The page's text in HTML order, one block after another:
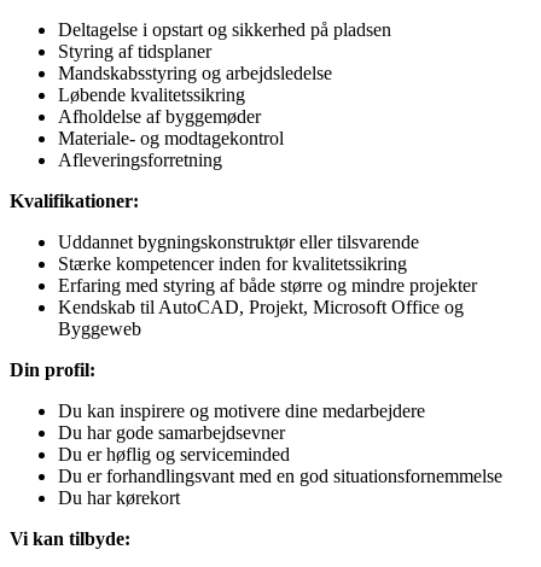
Deltagelse i opstart og sikkerhed på pladsen
Styring af tidsplaner
Mandskabsstyring og arbejdsledelse
Løbende kvalitetssikring
Afholdelse af byggemøder
Materiale- og modtagekontrol
Afleveringsforretning
Kvalifikationer:
Uddannet bygningskonstruktør eller tilsvarende
Stærke kompetencer inden for kvalitetssikring
Erfaring med styring af både større og mindre projekter
Kendskab til AutoCAD, Projekt, Microsoft Office og
Byggeweb
Din profil:
Du kan inspirere og motivere dine medarbejdere
Du har gode samarbejdsevner
Du er høflig og serviceminded
Du er forhandlingsvant med en god situationsfornemmelse
Du har kørekort
Vi kan tilbyde: